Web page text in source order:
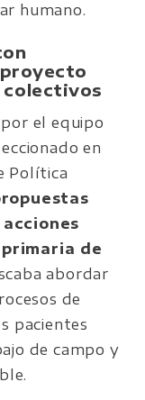
humano.
colectivos
el equipo
en
Política
de
abordar
de
pacientes
de campo y